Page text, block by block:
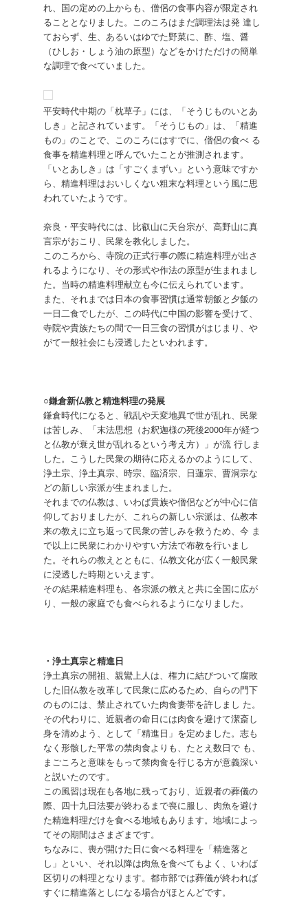
れ、国の定めの上からも、僧侶の食事内容が限定され
ることとなりました。このころはまだ調理法は発 達し
ておらず、生、あるいはゆでた野菜に、酢、塩、醤
（ひしお・しょう油の原型）などをかけただけの簡単
な調理で食べていました。
平安時代中期の「枕草子」には、「そうじものいとあ
しき」と記されています。「そうじもの」は、「精進
もの」のことで、このころにはすでに、僧侶の食べ る
食事を精進料理と呼んでいたことが推測されます。
「いとあしき」は「すごくまずい」という意味ですか
ら、精進料理はおいしくない粗末な料理という風に思
われていたようです。
奈良・平安時代には、比叡山に天台宗が、高野山に真
言宗がおこり、民衆を教化しました。
このころから、寺院の正式行事の際に精進料理が出さ
れるようになり、その形式や作法の原型が生まれまし
た。当時の精進料理献立も今に伝えられています。
また、それまでは日本の食事習慣は通常朝飯と夕飯の
一日二食でしたが、この時代に中国の影響を受けて、
寺院や貴族たちの間で一日三食の習慣がはじまり、や
がて一般社会にも浸透したといわれます。
○鎌倉新仏教と精進料理の発展
鎌倉時代になると、戦乱や天変地異で世が乱れ、民衆
は苦しみ、「末法思想（お釈迦様の死後2000年が経つ
と仏教が衰え世が乱れるという考え方）」が流 行しま
した。こうした民衆の期待に応えるかのようにして、
浄土宗、浄土真宗、時宗、臨済宗、日蓮宗、曹洞宗な
どの新しい宗派が生まれました。
それまでの仏教は、いわば貴族や僧侶などが中心に信
仰しておりましたが、これらの新しい宗派は、仏教本
来の教えに立ち返って民衆の苦しみを救うため、今 ま
で以上に民衆にわかりやすい方法で布教を行いまし
た。それらの教えとともに、仏教文化が広く一般民衆
に浸透した時期といえます。
その結果精進料理も、各宗派の教えと共に全国に広が
り、一般の家庭でも食べられるようになりました。
・浄土真宗と精進日
浄土真宗の開祖、親鸞上人は、権力に結びついて腐敗
した旧仏教を改革して民衆に広めるため、自らの門下
のものには、禁止されていた肉食妻帯を許しまし た。
その代わりに、近親者の命日には肉食を避けて潔斎し
身を清めよう、として「精進日」を定めました。志も
なく形骸した平常の禁肉食よりも、たとえ数日で も、
まごころと意味をもって禁肉食を行じる方が意義深い
と説いたのです。
この風習は現在も各地に残っており、近親者の葬儀の
際、四十九日法要が終わるまで喪に服し、肉魚を避け
た精進料理だけを食べる地域もあります。地域によっ
てその期間はさまざまです。
ちなみに、喪が開けた日に食べる料理を「精進落と
し」といい、それ以降は肉魚を食べてもよく、いわば
区切りの料理となります。都市部では葬儀が終われば
すぐに精進落としになる場合がほとんどです。